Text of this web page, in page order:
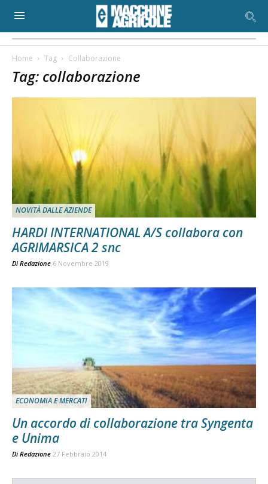
Home Tag Collaborazione
Tag: collaborazione
NOVITÀ DALLE AZIENDE
HARDI INTERNATIONAL A/S collabora con
AGRIMARSICA 2 snc
Di Redazione 6 Novembre 2019
ECONOMIA E MERCATI
Un accordo di collaborazione tra Syngenta
e Unima
Di Redazione 27 Febbraio 2014